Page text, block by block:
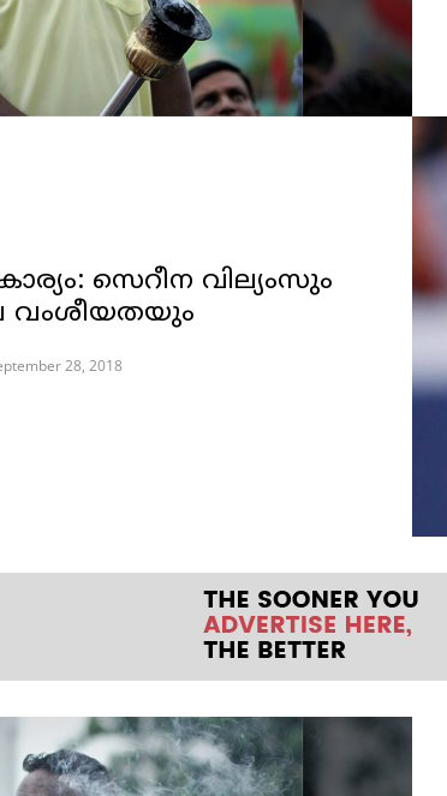
സെറീന വില്യംസും
വംശീയതയും
28, 2018